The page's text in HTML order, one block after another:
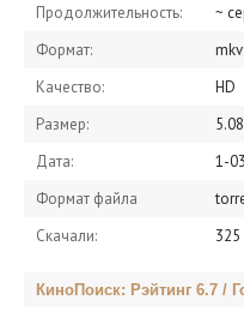
Продолжительность:
~
Формат:
mkv
Качество:
HD
Размер:
Дата:
1-
Формат файла
Скачали:
325
КиноПоиск: Рэйтинг 6.7 /